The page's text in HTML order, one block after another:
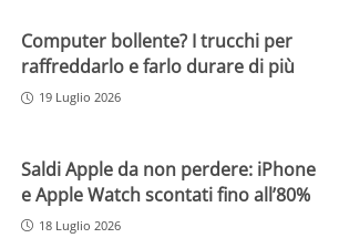
Computer bollente? I trucchi per
raffreddarlo e farlo durare di più
19 Luglio 2026
Saldi Apple da non perdere: iPhone
e Apple Watch scontati fino all’80%
18 Luglio 2026